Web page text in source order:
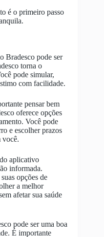
é o primeiro passo
Bradesco pode ser
torna o
pode simular,
com facilidade.
pensar bem
oferece opções
Você pode
e escolher prazos
você.
aplicativo
informada.
opções de
a melhor
afetar sua saúde
pode ser uma boa
É importante